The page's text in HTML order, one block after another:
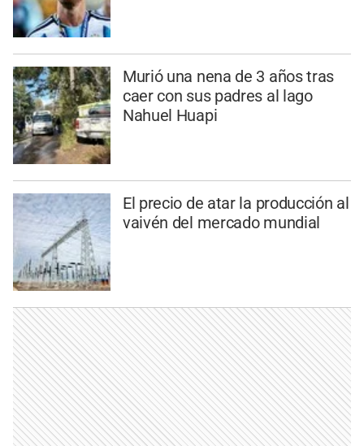
Murió una nena de 3 años tras
caer con sus padres al lago
Nahuel Huapi
El precio de atar la producción al
vaivén del mercado mundial